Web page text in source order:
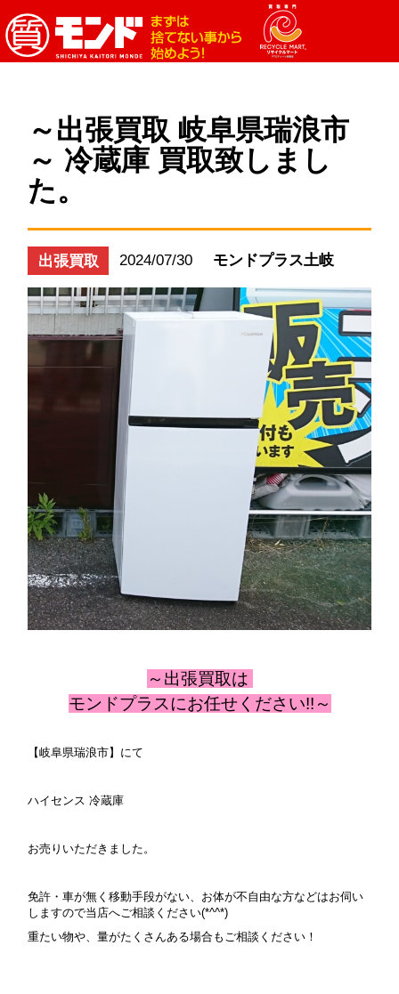
～出張買取 岐阜県瑞浪市
～ 冷蔵庫 買取致しまし
た。
出張買取 2024/07/30 モンドプラス土岐
～出張買取は
モンドプラスにお任せください!!～
【岐阜県瑞浪市】にて
ハイセンス 冷蔵庫
お売りいただきました。
免許・車が無く移動手段がない、お体が不自由な方などはお伺い
しますので当店へご相談ください(*^^*)
重たい物や、量がたくさんある場合もご相談ください！